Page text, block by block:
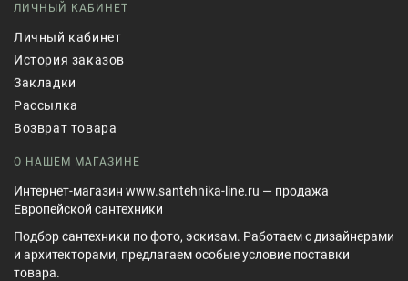
ЛИЧНЫЙ КАБИНЕТ
Личный кабинет
История заказов
Закладки
Рассылка
Возврат товара
О НАШЕМ МАГАЗИНЕ
Интернет-магазин www.santehnika-line.ru — продажа
Европейской сантехники
Подбор сантехники по фото, эскизам. Работаем с дизайнерами
и архитекторами, предлагаем особые условие поставки
товара.